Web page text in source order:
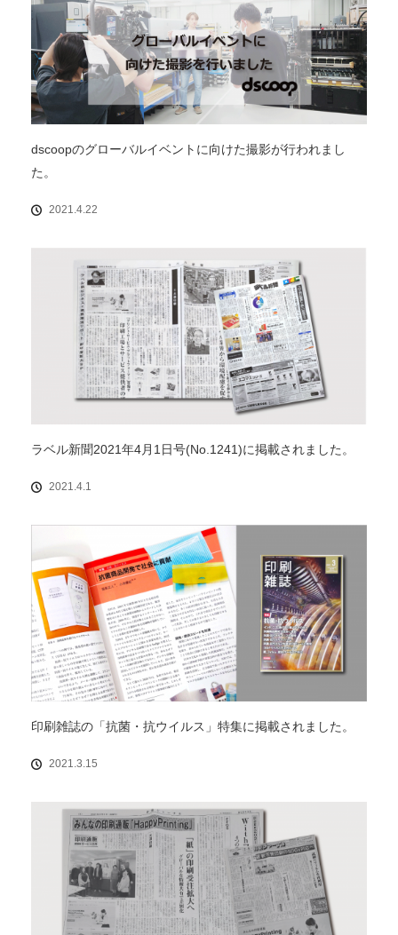
dscoopのグローバルイベントに向けた撮影が行われまし
た。
2021.4.22
ラベル新聞2021年4月1日号(No.1241)に掲載されました。
2021.4.1
印刷雑誌の「抗菌・抗ウイルス」特集に掲載されました。
2021.3.15